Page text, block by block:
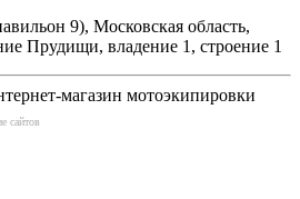
9), Московская область,
Прудищи, владение 1, строение 1
магазин мотоэкипировки
сайтов